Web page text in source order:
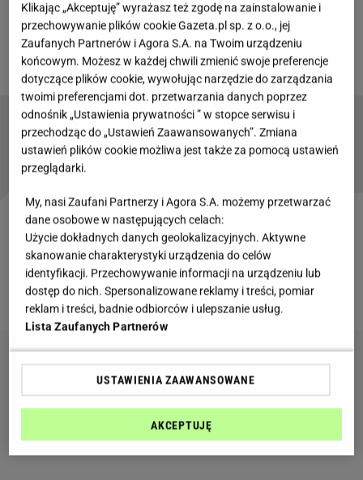
końca. Warto więc skorzystać z okazji i nacieszyć się
smakiem wyrazistych owoców. Ciasto jogurtowe z
truskawkami to prawdziwy majstersztyk!
W przepisie babci na ciasto zmieniłam owoce.
Wyszło obłędnie pyszne
Ciasto jogurtowe - przepis babci
Oto prosty przepis babci na jogurtowe ciasto z
truskawkami:
Klikając „Akceptuję” wyrażasz też zgodę na zainstalowanie i
przechowywanie plików cookie Gazeta.pl sp. z o.o., jej
Zaufanych Partnerów i Agora S.A. na Twoim urządzeniu
końcowym. Możesz w każdej chwili zmienić swoje preferencje
dotyczące plików cookie, wywołując narzędzie do zarządzania
twoimi preferencjami dot. przetwarzania danych poprzez
odnośnik „Ustawienia prywatności ” w stopce serwisu i
przechodząc do „Ustawień Zaawansowanych”. Zmiana
ustawień plików cookie możliwa jest także za pomocą ustawień
przeglądarki.
My, nasi Zaufani Partnerzy i Agora S.A. możemy przetwarzać
dane osobowe w następujących celach:
Użycie dokładnych danych geolokalizacyjnych. Aktywne
skanowanie charakterystyki urządzenia do celów
identyfikacji. Przechowywanie informacji na urządzeniu lub
dostęp do nich. Spersonalizowane reklamy i treści, pomiar
reklam i treści, badnie odbiorców i ulepszanie usług.
Lista Zaufanych Partnerów
USTAWIENIA ZAAWANSOWANE
AKCEPTUJĘ